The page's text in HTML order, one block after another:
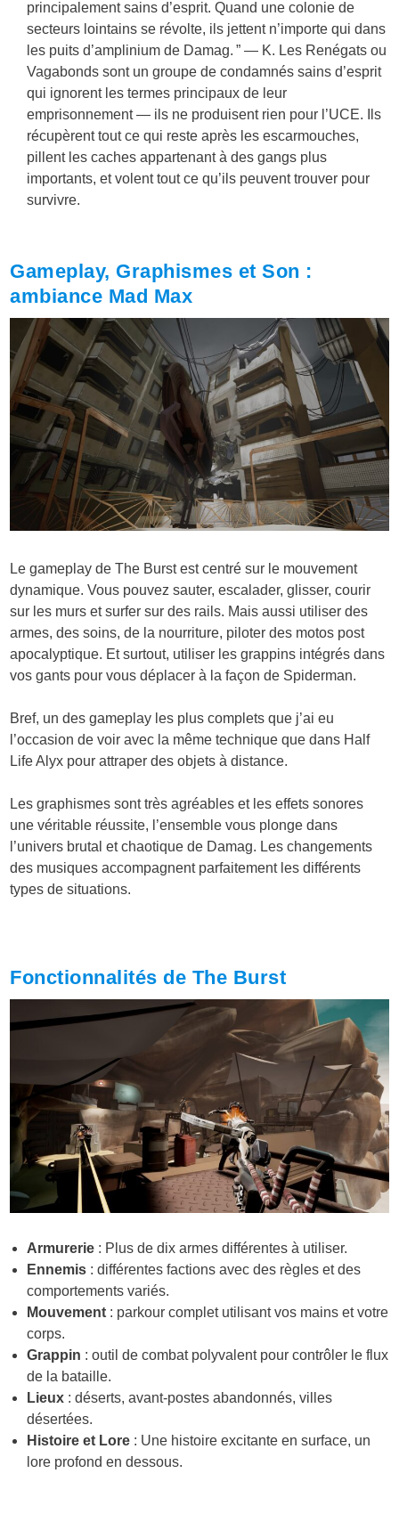
principalement sains d’esprit. Quand une colonie de
secteurs lointains se révolte, ils jettent n’importe qui dans
les puits d’amplinium de Damag. ” — K. Les Renégats ou
Vagabonds sont un groupe de condamnés sains d’esprit
qui ignorent les termes principaux de leur
emprisonnement — ils ne produisent rien pour l’UCE. Ils
récupèrent tout ce qui reste après les escarmouches,
pillent les caches appartenant à des gangs plus
importants, et volent tout ce qu’ils peuvent trouver pour
survivre.
Gameplay, Graphismes et Son :
ambiance Mad Max
Le gameplay de The Burst est centré sur le mouvement
dynamique. Vous pouvez sauter, escalader, glisser, courir
sur les murs et surfer sur des rails. Mais aussi utiliser des
armes, des soins, de la nourriture, piloter des motos post
apocalyptique. Et surtout, utiliser les grappins intégrés dans
vos gants pour vous déplacer à la façon de Spiderman.
Bref, un des gameplay les plus complets que j’ai eu
l’occasion de voir avec la même technique que dans Half
Life Alyx pour attraper des objets à distance.
Les graphismes sont très agréables et les effets sonores
une véritable réussite, l’ensemble vous plonge dans
l’univers brutal et chaotique de Damag. Les changements
des musiques accompagnent parfaitement les différents
types de situations.
Fonctionnalités de The Burst
Armurerie : Plus de dix armes différentes à utiliser.
Ennemis : différentes factions avec des règles et des
comportements variés.
Mouvement : parkour complet utilisant vos mains et votre
corps.
Grappin : outil de combat polyvalent pour contrôler le flux
de la bataille.
Lieux : déserts, avant-postes abandonnés, villes
désertées.
Histoire et Lore : Une histoire excitante en surface, un
lore profond en dessous.